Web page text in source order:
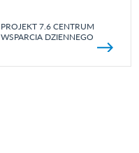
PROJEKT 7.6 CENTRUM
WSPARCIA DZIENNEGO